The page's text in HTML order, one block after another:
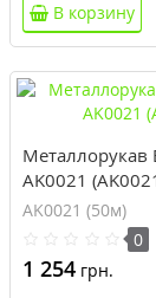
В корзину
AK0021
AK0021 (50м)
0
1 254 грн.